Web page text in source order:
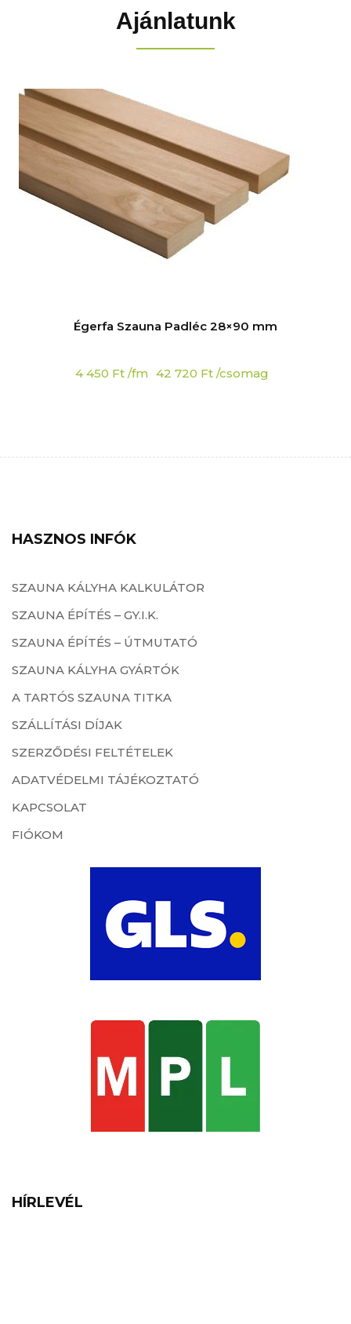
Ajánlatunk
Égerfa Szauna Padléc 28×90 mm
4 450 Ft /fm 42 720 Ft /csomag
HASZNOS INFÓK
SZAUNA KÁLYHA KALKULÁTOR
SZAUNA ÉPÍTÉS – GY.I.K.
SZAUNA ÉPÍTÉS – ÚTMUTATÓ
SZAUNA KÁLYHA GYÁRTÓK
A TARTÓS SZAUNA TITKA
SZÁLLÍTÁSI DÍJAK
SZERZŐDÉSI FELTÉTELEK
ADATVÉDELMI TÁJÉKOZTATÓ
KAPCSOLAT
FIÓKOM
HÍRLEVÉL